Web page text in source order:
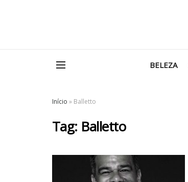
BELEZA
Início » Balletto
Tag: Balletto